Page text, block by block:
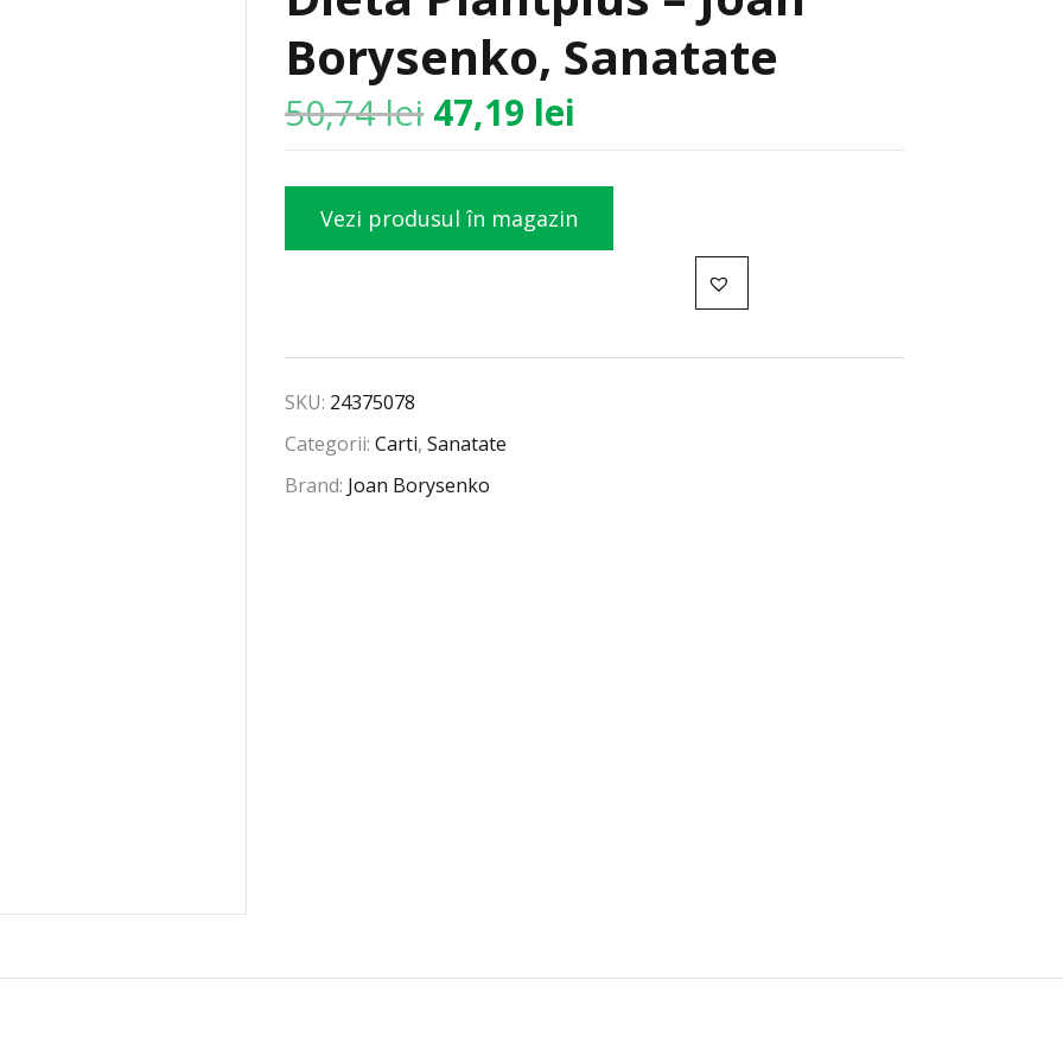
Borysenko, Sanatate
50,74lei 47,19 lei
Vezi produsul în magazin
SKU: 24375078
Categorii:Carti,Sanatate
Brand: Joan Borysenko